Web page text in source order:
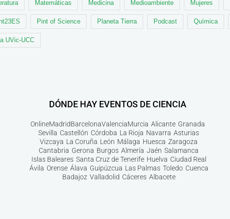
Matemáticas Medicina Medioambiente Mujeres
Pint of Science Planeta Tierra Podcast Química
UVic-UCC
DÓNDE HAY EVENTOS DE CIENCIA
OnlineMadridBarcelonaValenciaMurcia Alicante Granada
Sevilla Castellón Córdoba La Rioja Navarra Asturias
Vizcaya La Coruña León Málaga Huesca Zaragoza
Cantabria Gerona Burgos Almería Jaén Salamanca
Islas Baleares Santa Cruz de Tenerife Huelva Ciudad Real
Ávila Orense Álava Guipúzcua Las Palmas Toledo Cuenca
Badajoz Valladolid Cáceres Albacete